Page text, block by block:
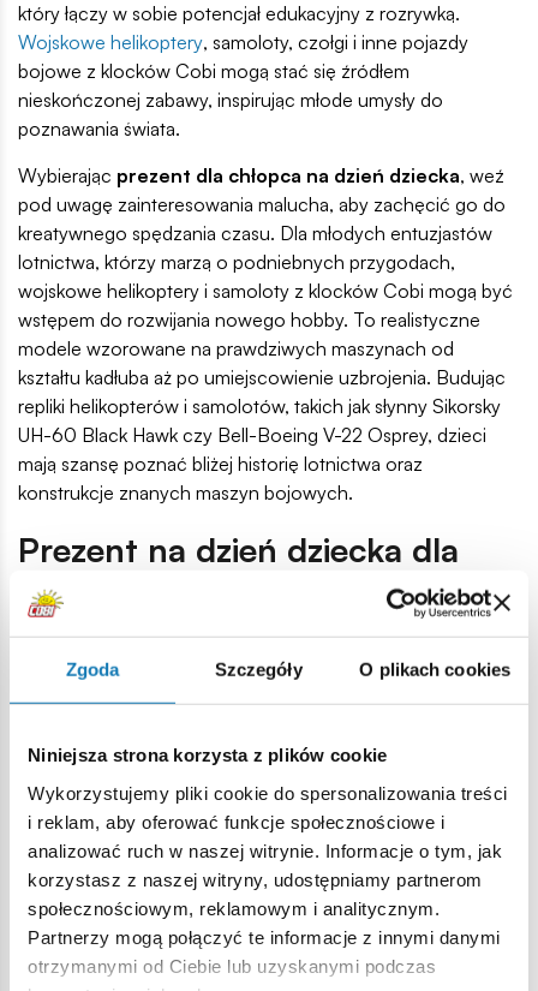
Zgoda Szczegóły O plikach cookies
Niniejsza strona korzysta z plików cookie
Wykorzystujemy pliki cookie do spersonalizowania treści
i reklam, aby oferować funkcje społecznościowe i
analizować ruch w naszej witrynie. Informacje o tym, jak
korzystasz z naszej witryny, udostępniamy partnerom
społecznościowym, reklamowym i analitycznym.
Partnerzy mogą połączyć te informacje z innymi danymi
otrzymanymi od Ciebie lub uzyskanymi podczas
który łączy w sobie potencjał edukacyjny z rozrywką.
Wojskowe helikoptery, samoloty, czołgi i inne pojazdy
bojowe z klocków Cobi mogą stać się źródłem
nieskończonej zabawy, inspirując młode umysły do
poznawania świata.
Wybierając prezent dla chłopca na dzień dziecka, weź
pod uwagę zainteresowania malucha, aby zachęcić go do
kreatywnego spędzania czasu. Dla młodych entuzjastów
lotnictwa, którzy marzą o podniebnych przygodach,
wojskowe helikoptery i samoloty z klocków Cobi mogą być
wstępem do rozwijania nowego hobby. To realistyczne
modele wzorowane na prawdziwych maszynach od
kształtu kadłuba aż po umiejscowienie uzbrojenia. Budując
repliki helikopterów i samolotów, takich jak słynny Sikorsky
UH-60 Black Hawk czy Bell-Boeing V-22 Osprey, dzieci
mają szansę poznać bliżej historię lotnictwa oraz
konstrukcje znanych maszyn bojowych.
Prezent na dzień dziecka dla
chłopca – zestawy dla fanów
militariów
światowej. To idealnyprezent dla chłopca na dzień
Czołgi WW2są dostępne w zestawach o różnym poziomie
trudności i z przeznaczeniem dla konkretnych grup
wiekowych.
Dla najmłodszego miłośnika militariów możesz wybrać np.
model Panzer IV Ausf. J, T-34-85 czy Somua S-35. Jako
prezent na dzień dziecka dla chłopca w starszym